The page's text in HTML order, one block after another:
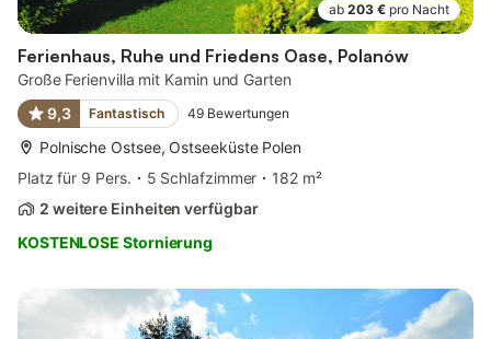
ab 203 € pro Nacht
Ferienhaus, Ruhe und Friedens Oase, Polanów
Große Ferienvilla mit Kamin und Garten
9,3
Fantastisch 49 Bewertungen
Polnische Ostsee, Ostseeküste Polen
Platz für 9 Pers.
5 Schlafzimmer
182 m²
2 weitere Einheiten verfügbar
KOSTENLOSE Stornierung